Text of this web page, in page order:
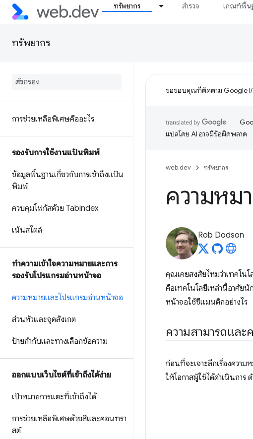
ทรัพยากร สำรวจ เกณฑ์พื้น
ทรัพยากร
การช่วยเหลือพิเศษคืออะไร
รองรับการใช้งานแป้นพิมพ์
ข้อมูลพื้นฐานเกี่ยวกับการเข้าถึงแป้น
พิมพ์
ควบคุมโฟกัสด้วย Tabindex
เน้นสไตล์
ทำความเข้าใจความหมายและการ
รองรับโปรแกรมอ่านหน้าจอ
ความหมายและโปรแกรมอ่านหน้าจอ
ส่วนหัวและจุดสังเกต
ป้ายกำกับและทางเลือกข้อความ
ออกแบบเว็บไซต์ที่เข้าถึงได้ง่าย
เป้าหมายการแตะที่เข้าถึงได้
การช่วยเหลือพิเศษด้วยสีและคอนทรา
สต์
ขอขอบคุณที่ติดตาม Google
แปลโดย AI อาจมีข้อผิดพลาด
web.dev ทรัพยากร
ความหม
Rob Dodson
คุณเคยสงสัยไหมว่าเทคโน
คือเทคโนโลยีเหล่านี้อาศัย
หน้าจอใช้ซีแมนติกอย่างไร
ความสามารถและ
ก่อนที่จะเจาะลึกเรื่องความ
ให้โอกาสผู้ใช้ได้ดำเนินการ